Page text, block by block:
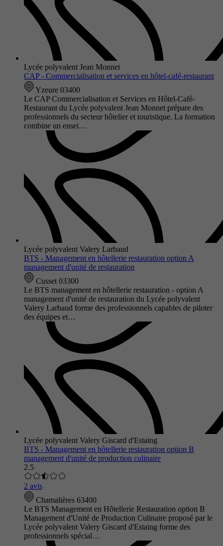
Lycée polyvalent Jean Monnet
CAP - Commercialisation et services en hôtel-café-restaurant
Yzeure 03400
Le CAP Commercialisation et Services en Hôtel-Café-
Restaurant du Lycée polyvalent Jean Monnet prépare des
professionnels du secteur hôtelier et touristique. La formation
combine un ensei…
Lycée polyvalent Valery Larbaud
BTS - Management en hôtellerie restauration option A
management d'unité de restauration
Cusset 03300
Le BTS management en hôtellerie restauration - option A
management d'unité de restauration du Lycée polyvalent
Valery Larbaud forme des professionnels capables de piloter
des équipes et…
Lycée polyvalent Valery Giscard d'Estaing
BTS - Management en hôtellerie restauration option B
management d'unité de production culinaire
2.5
2 avis
Chamalières 63400
Le BTS Management en Hôtellerie Restauration option B
Management d'Unité de Production Culinaire proposé par le
Lycée polyvalent Valery Giscard d'Estaing forme des
professionnels spécial…